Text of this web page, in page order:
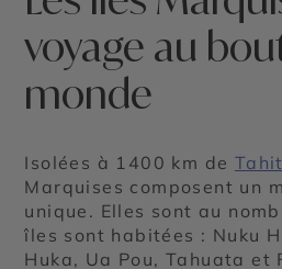
voyage au
monde
Isolées à 1400 km de
Marquises composent un
unique. Elles sont au
îles sont habitées : Nuku
Huka, Ua Pou, Tahuata et